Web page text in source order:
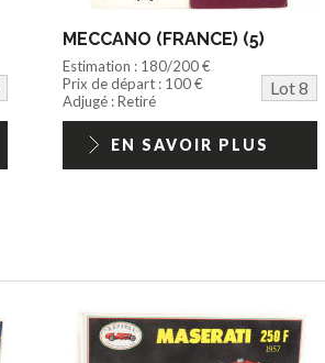
MECCANO (FRANCE) (5)
Estimation : 180/200 €
Prix de départ : 100 €
Lot 8
Adjugé : Retiré
EN SAVOIR PLUS